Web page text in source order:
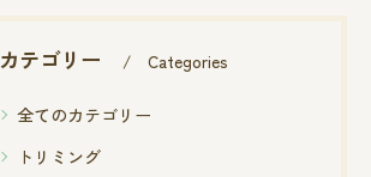
カテゴリー Categories
全てのカテゴリー
トリミング